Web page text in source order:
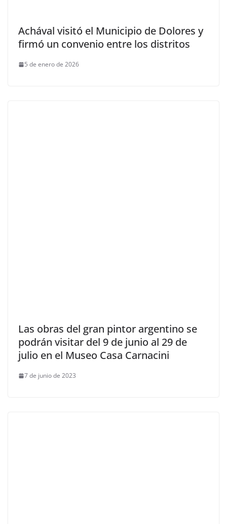
Achával visitó el Municipio de Dolores y
firmó un convenio entre los distritos
5 de enero de 2026
Las obras del gran pintor argentino se
podrán visitar del 9 de junio al 29 de
julio en el Museo Casa Carnacini
7 de junio de 2023